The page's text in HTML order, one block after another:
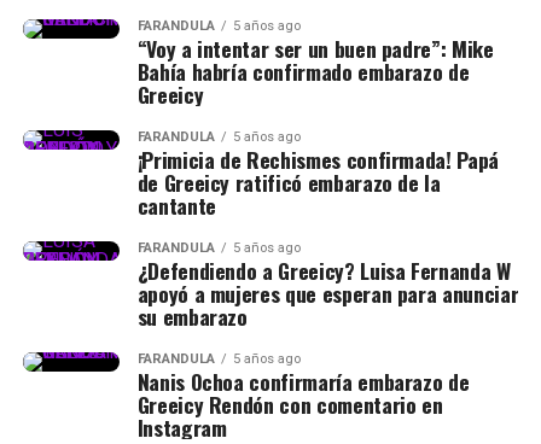
FARÁNDULA 5 años ago
“Voy a intentar ser un buen padre”: Mike
Bahía habría confirmado embarazo de
Greeicy
FARÁNDULA 5 años ago
¡Primicia de Rechismes confirmada! Papá
de Greeicy ratificó embarazo de la
cantante
FARÁNDULA 5 años ago
¿Defendiendo a Greeicy? Luisa Fernanda W
apoyó a mujeres que esperan para anunciar
su embarazo
FARÁNDULA 5 años ago
Nanis Ochoa confirmaría embarazo de
Greeicy Rendón con comentario en
Instagram